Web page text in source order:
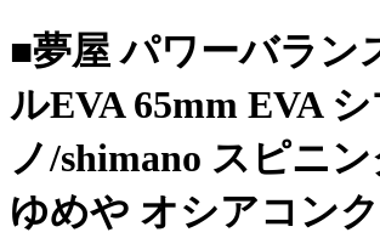
■夢屋 パワーバラン
ルEVA 65mm EVA シ
ノ/shimano スピニン
ゆめや オシアコン